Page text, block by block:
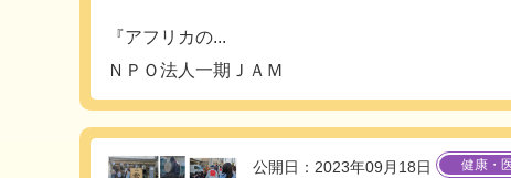
『アフリカの...
ＮＰＯ法人一期ＪＡＭ
公開日：2023年09月18日 健康・